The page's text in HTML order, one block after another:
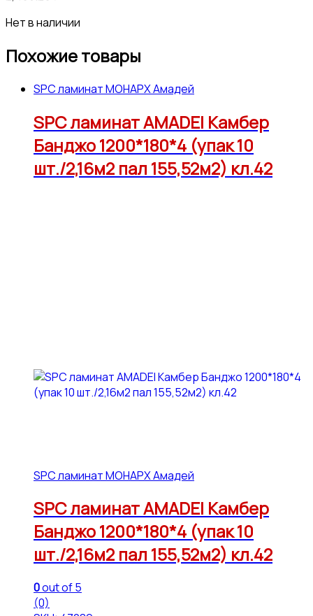
Нет в наличии
Похожие товары
SPC ламинат МОНАРХ Амадей
SPC ламинат AMADEI Камбер
Банджо 1200*180*4 (упак 10
шт./2,16м2 пал 155,52м2) кл.42
SPC ламинат МОНАРХ Амадей
SPC ламинат AMADEI Камбер
Банджо 1200*180*4 (упак 10
шт./2,16м2 пал 155,52м2) кл.42
0out of 5
(0)